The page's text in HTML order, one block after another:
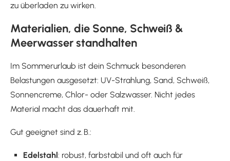
zu überladen zu wirken.
Materialien, die Sonne, Schweiß &
Meerwasser standhalten
Im Sommerurlaub ist dein Schmuck besonderen
Belastungen ausgesetzt: UV-Strahlung, Sand, Schweiß,
Sonnencreme, Chlor- oder Salzwasser. Nicht jedes
Material macht das dauerhaft mit.
Gut geeignet sind z. B.:
Edelstahl : robust, farbstabil und oft auch für